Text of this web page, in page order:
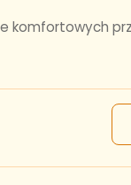
komfortowych